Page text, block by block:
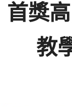
首獎
教